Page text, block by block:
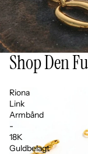
Shop Den
Riona
Link
Armbånd
-
18K
Guldbelagt